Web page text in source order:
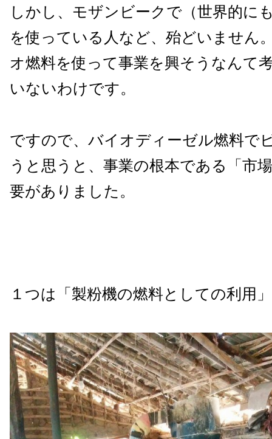
しかし、モザンビークで（世界的に
を使っている人など、殆どいません
オ燃料を使って事業を興そうなんて
いないわけです。
ですので、バイオディーゼル燃料で
うと思うと、事業の根本である「市
要がありました。
１つは「製粉機の燃料としての利用